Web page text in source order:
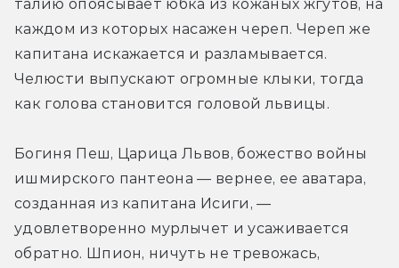
талию опоясывает юбка из кожаных жгутов, на
каждом из которых насажен череп. Череп же
капитана искажается и разламывается.
Челюсти выпускают огромные клыки, тогда
как голова становится головой львицы.
Богиня Пеш, Царица Львов, божество войны
ишмирского пантеона — вернее, ее аватара,
созданная из капитана Исиги, —
удовлетворенно мурлычет и усаживается
обратно. Шпион, ничуть не тревожась,